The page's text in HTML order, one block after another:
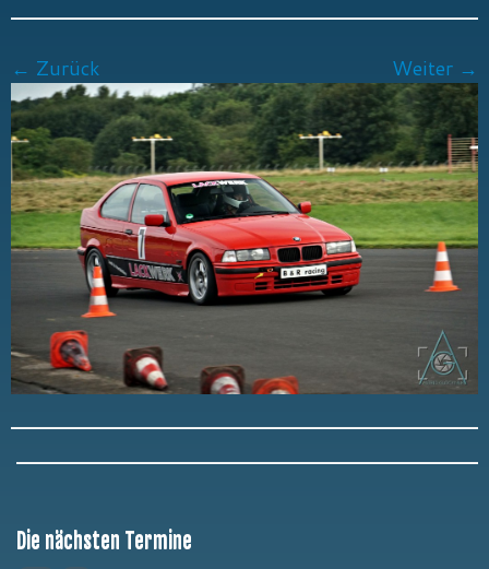
← Zurück Weiter →
Die nächsten Termine